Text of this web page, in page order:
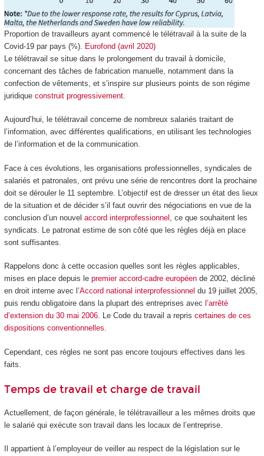
Proportion de travailleurs ayant commencé le télétravail à la suite de la
Covid-19 par pays (%). Eurofond (avril 2020)
Le télétravail se situe dans le prolongement du travail à domicile,
concernant des tâches de fabrication manuelle, notamment dans la
confection de vêtements, et s’inspire sur plusieurs points de son régime
juridique construit progressivement.
Aujourd’hui, le télétravail concerne de nombreux salariés traitant de
l’information, avec différentes qualifications, en utilisant les technologies
de l’information et de la communication.
Face à ces évolutions, les organisations professionnelles, syndicales de
salariés et patronales, ont prévu une série de rencontres dont la prochaine
doit se dérouler le 11 septembre. L’objectif est de dresser un état des lieux
de la situation et de décider s’il faut ouvrir des négociations en vue de la
conclusion d’un nouvel accord interprofessionnel , ce que souhaitent les
syndicats. Le patronat estime de son côté que les règles déjà en place
sont suffisantes.
Rappelons donc à cette occasion quelles sont les règles applicables,
mises en place depuis le premier accord-cadre européende 2002, décliné
en droit interne avec l’Accord national interprofessionnel du 19 juillet 2005,
puis rendu obligatoire dans la plupart des entreprises avec l’arrêté
d’extension du 30 mai 2006. Le Code du travail a repris certaines de ces
dispositions conventionnelles.
Cependant, ces règles ne sont pas encore toujours effectives dans les
faits.
Temps de travail et charge de travail
Actuellement, de façon générale, le télétravailleur a les mêmes droits que
le salarié qui exécute son travail dans les locaux de l’entreprise.
Il appartient à l’employeur de veiller au respect de la législation sur le